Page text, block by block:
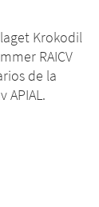
Krokodil
RAICV
de la
APIAL.